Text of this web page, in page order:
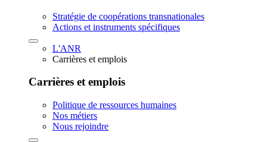
Stratégie de coopérations transnationales
Actions et instruments spécifiques
L'ANR
Carrières et emplois
Carrières et emplois
Politique de ressources humaines
Nos métiers
Nous rejoindre